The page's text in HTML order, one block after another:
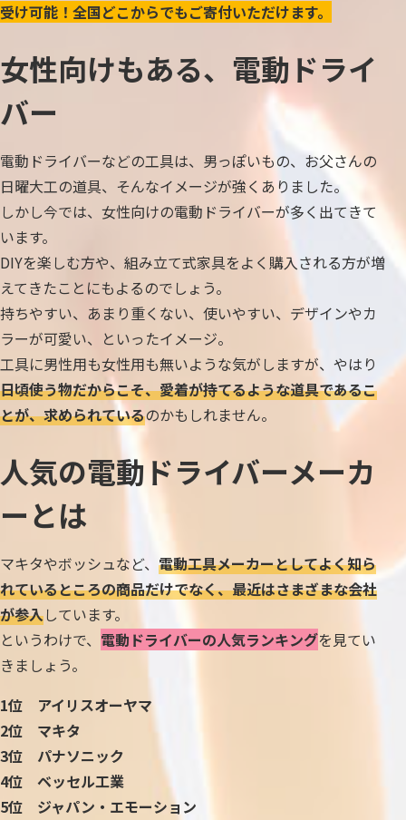
受け可能！全国どこからでもご寄付いただけます。
女性向けもある、電動ドライ
バー
電動ドライバーなどの工具は、男っぽいもの、お父さんの
日曜大工の道具、そんなイメージが強くありました。
しかし今では、女性向けの電動ドライバーが多く出てきて
います。
DIYを楽しむ方や、組み立て式家具をよく購入される方が増
えてきたことにもよるのでしょう。
持ちやすい、あまり重くない、使いやすい、デザインやカ
ラーが可愛い、といったイメージ。
工具に男性用も女性用も無いような気がしますが、やはり
日頃使う物だからこそ、愛着が持てるような道具であるこ
とが、求められているのかもしれません。
人気の電動ドライバーメーカ
ーとは
マキタやボッシュなど、 電動工具メーカーとしてよく知ら
れているところの商品だけでなく、最近はさまざまな会社
が参入しています。
というわけで、 電動ドライバーの人気ランキングを見てい
きましょう。
1位 アイリスオーヤマ
2位 マキタ
3位 パナソニック
4位 ベッセル工業
5位 ジャパン・エモーション